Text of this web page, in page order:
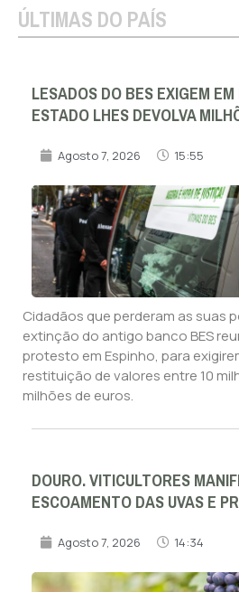
ÚLTIMAS DO PAÍS
LESADOS DO BES EXIGEM
ESTADO LHES DEVOLVA
Agosto 7, 2026 15:55
Cidadãos que perderam as suas
extinção do antigo banco BES
protesto em Espinho, para
restituição de valores entre 10
milhões de euros.
DOURO. VITICULTORES
ESCOAMENTO DAS UVAS E
Agosto 7, 2026 14:34